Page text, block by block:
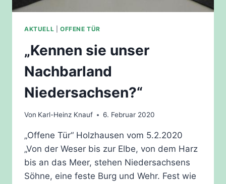
AKTUELL OFFENE TÜR
„Kennen sie unser
Nachbarland
Niedersachsen?“
Von Karl-Heinz Knauf 6. Februar 2020
„Offene Tür“ Holzhausen vom 5.2.2020
„Von der Weser bis zur Elbe, von dem Harz
bis an das Meer, stehen Niedersachsens
Söhne, eine feste Burg und Wehr. Fest wie